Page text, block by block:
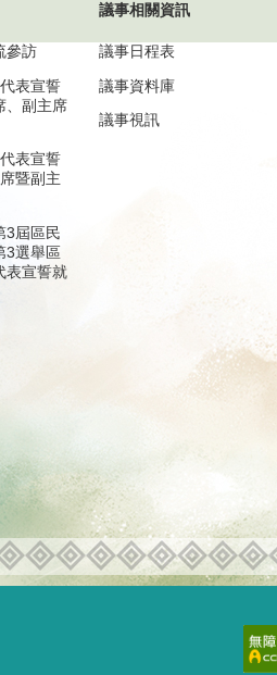
參訪
表宣誓
、副主席
表宣誓
暨副主
3屆區民
3選舉區
表宣誓就
議事相關資訊
議事日程表
議事資料庫
議事視訊